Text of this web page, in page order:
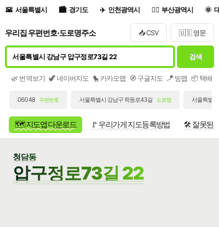
서울특별시 경기도 인천광역시 부산광역시
우리집 우편번호·도로명주소 📥 CSV 🇺🇸 영문
검색
🌿 번역보기 🦖 네이버지도 🐤 카카오맵 🧭 구글지도 🪁 빙맵 📦 택배/
06048 우편번호 서울특별시 강남구 학동로43길 도로명 서울특별
🗺️ 지도앱 다운로드 🚩 우리가게 지도등록방법 🛠️ 잘못된
청담동
압구정로73길 22